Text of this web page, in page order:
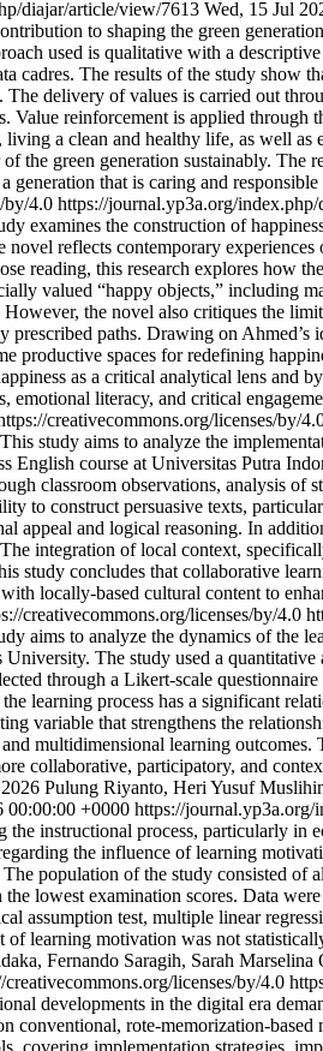
diajar/article/view/7613 Wed, 15 Jul
to shaping the green
used is qualitative with a
The results of the study show
delivery of values is carried out
reinforcement is applied
a clean and healthy life, as well
green generation sustainably. The
that is caring and
by/4.0 https://journal.yp3a.org/
examines the construction of
reflects contemporary
reading, this research explores how
valued “happy objects,” including
the novel also critiques the
paths. Drawing on
productive spaces for redefining
as a critical analytical lens
emotional literacy, and critical
creativecommons.org/licenses/by/
study aims to analyze the
course at Universitas Putra
classroom observations, analysis
to construct persuasive texts,
appeal and logical reasoning. In
integration of local context,
study concludes that collaborative
locally-based cultural content to
creativecommons.org/licenses/by/4.0
aims to analyze the dynamics of the
The study used a
through a Likert-scale
learning process has a significant
variable that strengthens the
multidimensional learning
collaborative, participatory, and
Pulung Riyanto, Heri Yusuf
00:00:00 +0000 https://
the instructional process, particularly
the influence of learning
population of the study consisted
lowest examination scores. Data
assumption test, multiple linear
of learning motivation was not
Fernando Saragih, Sarah
licenses/by/4.0
developments in the digital era
rote-memorization-
covering implementation strategies,